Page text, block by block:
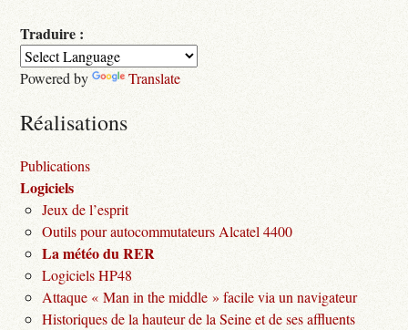
Traduire :
Powered by Translate
Réalisations
Publications
Logiciels
Jeux de l’esprit
Outils pour autocommutateurs Alcatel 4400
La météo du RER
Logiciels HP48
Attaque « Man in the middle » facile via un navigateur
Historiques de la hauteur de la Seine et de ses affluents